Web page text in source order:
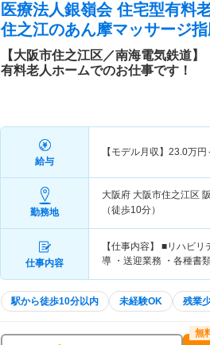
医療法人銀嶺会 住宅型有料
住之江のあん摩マッサージ
【大阪市住之江区／南海電気鉄道
有料老人ホームでのお仕事です！
給与
【モデル月収】 23.0万円
勤務地
大阪府 大阪市住之江区
（徒歩10分）
仕事内容
【仕事内容】 ■リハビ
導 ・送迎業務 ・各種書
駅から徒歩10分以内 未経験OK 残業